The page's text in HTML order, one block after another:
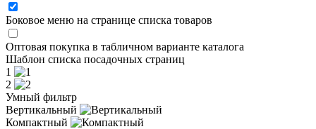
Боковое меню на странице списка товаров
Оптовая покупка в табличном варианте каталога
Шаблон списка посадочных страниц
1
2
Умный фильтр
Вертикальный
Компактный